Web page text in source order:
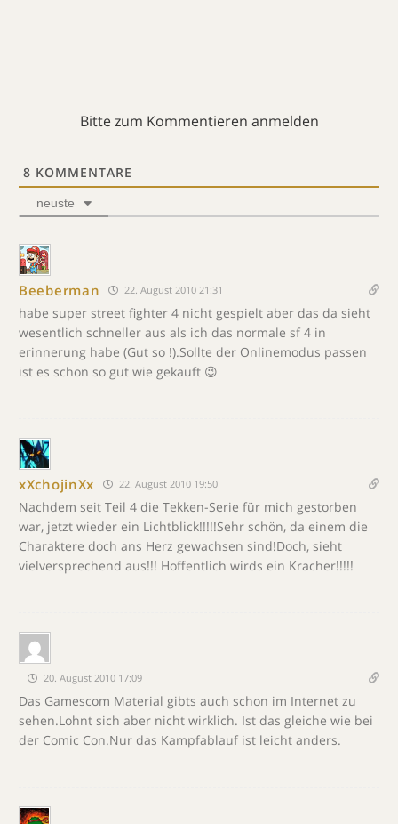
Bitte zum Kommentieren anmelden
8 KOMMENTARE
neuste
Beeberman 22. August 2010 21:31
habe super street fighter 4 nicht gespielt aber das da sieht
wesentlich schneller aus als ich das normale sf 4 in
erinnerung habe (Gut so !).Sollte der Onlinemodus passen
ist es schon so gut wie gekauft 😉
xXchojinXx 22. August 2010 19:50
Nachdem seit Teil 4 die Tekken-Serie für mich gestorben
war, jetzt wieder ein Lichtblick!!!!!Sehr schön, da einem die
Charaktere doch ans Herz gewachsen sind!Doch, sieht
vielversprechend aus!!! Hoffentlich wirds ein Kracher!!!!!
20. August 2010 17:09
Das Gamescom Material gibts auch schon im Internet zu
sehen.Lohnt sich aber nicht wirklich. Ist das gleiche wie bei
der Comic Con.Nur das Kampfablauf ist leicht anders.